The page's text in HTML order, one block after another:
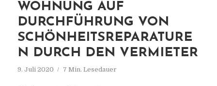
WOHNUNG AUF
DURCHFÜHRUNG VON
SCHÖNHEITSREPARATURE
N DURCH DEN VERMIETER
9. Juli 2020 7 Min. Lesedauer